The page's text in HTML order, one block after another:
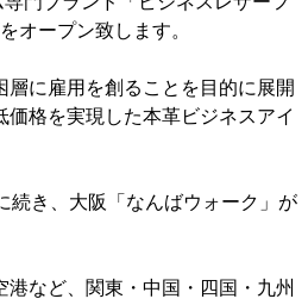
オープン致します。
に雇用を創ることを目的に展開
格を実現した本革ビジネスアイ
続き、大阪「なんばウォーク」が
など、関東・中国・四国・九州